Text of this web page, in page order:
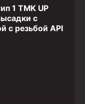
1 ТМК UP
с
с резьбой API